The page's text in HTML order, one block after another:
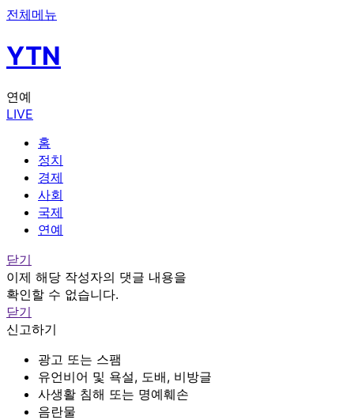
전체메뉴
YTN
연예
LIVE
홈
정치
경제
사회
국제
연예
닫기
이제 해당 작성자의 댓글 내용을
확인할 수 없습니다.
닫기
신고하기
광고 또는 스팸
유언비어 및 욕설, 도배, 비방글
사생활 침해 또는 명예훼손
음란물